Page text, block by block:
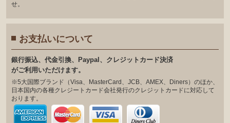
せ。
お支払いについて
銀⾏振込、代⾦引換、Paypal、クレジットカード決済
がご利⽤いただけます。
※5大国際ブランド（Visa、MasterCard、JCB、AMEX、Diners）のほか、
日本国内の各種クレジートカード会社発行のクレジットカードに対応して
おります。